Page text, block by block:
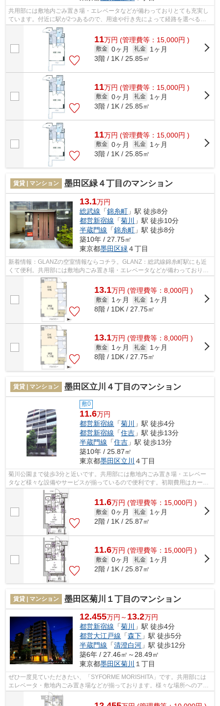
共用部には敷地内ごみ置き場・エレベータなどが備わっておりとても充実し
ています。付近に駅が2つあるので、用途や行き先によって経路を選べる物
件です。徒歩5分の位置に駅がある物件...
11万円 (管理費等：15,000円 )
敷金 0ヶ月 礼金
1ヶ月
3階 / 1K / 25.85㎡
11万円 (管理費等：15,000円 )
敷金 0ヶ月 礼金
1ヶ月
3階 / 1K / 25.85㎡
11万円 (管理費等：15,000円 )
敷金 0ヶ月 礼金
1ヶ月
3階 / 1K / 25.85㎡
賃貸 | マンション 墨田区緑４丁目のマンション
13.1万円
総武線 「錦糸町 」駅 徒歩8分
都営新宿線 「菊川
」駅 徒歩10分
半蔵門線 「錦糸町 」駅 徒歩8分
築10年 / 27.75㎡
東京都墨田区緑 ４丁目
新着情報：GLANZの空室情報ならコチラ。GLANZ：総武線錦糸町駅にも近
くて便利。共用部には敷地内ごみ置き場・エレベータなどが備わっておりと
ても充実しています。デザイナーズ物件は...
13.1万円 (管理費等：8,000円 )
敷金 1ヶ月 礼金
1ヶ月
8階 / 1DK / 27.75㎡
13.1万円 (管理費等：8,000円 )
敷金 1ヶ月 礼金
1ヶ月
8階 / 1DK / 27.75㎡
賃貸 | マンション 墨田区立川４丁目のマンション
敷0
11.6万円
都営新宿線 「菊川
」駅 徒歩4分
都営新宿線 「住吉 」駅 徒歩13分
半蔵門線 「住吉 」駅 徒歩13分
築10年 / 25.87㎡
東京都墨田区立川 ４丁目
菊川公園まで徒歩3分と近いです。共用部には敷地内ごみ置き場・エレベー
タなど様々な設備やサービスが揃っているので便利です。初期費用はカード
で決済いただけます。特徴的な外観と洗...
11.6万円 (管理費等：15,000円 )
敷金 0ヶ月 礼金
1ヶ月
2階 / 1K / 25.87㎡
11.6万円 (管理費等：15,000円 )
敷金 0ヶ月 礼金
1ヶ月
2階 / 1K / 25.87㎡
賃貸 | マンション 墨田区菊川１丁目のマンション
12.455万円～ 13.2万円
都営新宿線 「菊川
」駅 徒歩4分
都営大江戸線 「森下 」駅 徒歩5分
半蔵門線 「清澄白河 」駅 徒歩12分
築6年 / 27.46㎡～28.49㎡
東京都墨田区菊川 １丁目
ぜひ一度見ていただきたい、「SYFORME MORISHITA」です。共用部には
エレベータ・敷地内ごみ置き場などが揃っております。様々な場所へのアク
セスがしやすくなる2駅利用可能な物件です...